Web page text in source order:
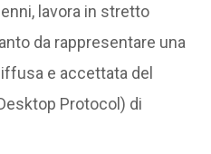
lavora in stretto
da rappresentare una
e accettata del
Protocol) di